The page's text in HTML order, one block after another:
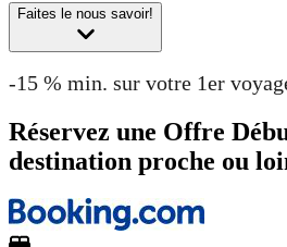
Faites le nous savoir!
-15 % min. sur votre 1er
Réservez une Offre
destination proche ou